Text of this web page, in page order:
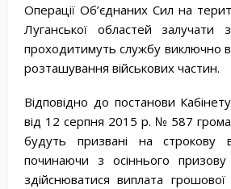
Операції Об’єднаних Сил на
Луганської областей залучати
проходитимуть службу виключно в
розташування військових частин.
Відповідно до постанови Кабінету
від 12 серпня 2015 р. № 587
будуть призвані на строкову
починаючи з осіннього
здійснюватися виплата грошової